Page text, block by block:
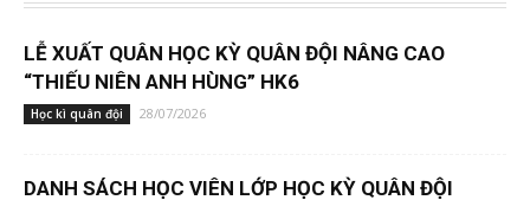
LỄ XUẤT QUÂN HỌC KỲ QUÂN ĐỘI NÂNG CAO
“THIẾU NIÊN ANH HÙNG” HK6
Học kì quân đội 28/07/2026
DANH SÁCH HỌC VIÊN LỚP HỌC KỲ QUÂN ĐỘI